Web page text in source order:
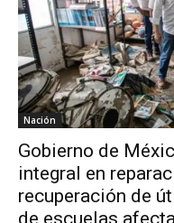
Nación
Gobierno de
integral en
recuperación de
de escuelas